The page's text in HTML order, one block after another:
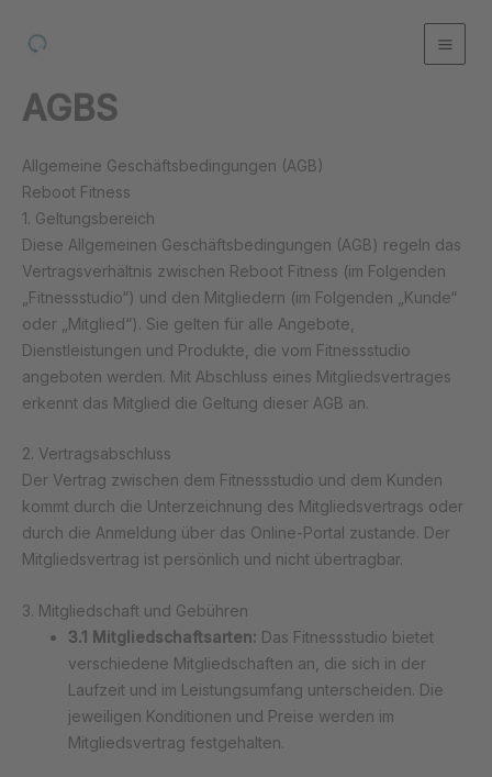
Inhalt
AGBS
Allgemeine Geschäftsbedingungen (AGB)
Reboot Fitness
1. Geltungsbereich
Diese Allgemeinen Geschäftsbedingungen (AGB) regeln das
Vertragsverhältnis zwischen Reboot Fitness (im Folgenden
„Fitnessstudio“) und den Mitgliedern (im Folgenden „Kunde“
oder „Mitglied“). Sie gelten für alle Angebote,
Dienstleistungen und Produkte, die vom Fitnessstudio
angeboten werden. Mit Abschluss eines Mitgliedsvertrages
erkennt das Mitglied die Geltung dieser AGB an.
2. Vertragsabschluss
Der Vertrag zwischen dem Fitnessstudio und dem Kunden
kommt durch die Unterzeichnung des Mitgliedsvertrags oder
durch die Anmeldung über das Online-Portal zustande. Der
Mitgliedsvertrag ist persönlich und nicht übertragbar.
3. Mitgliedschaft und Gebühren
3.1 Mitgliedschaftsarten: Das Fitnessstudio bietet
verschiedene Mitgliedschaften an, die sich in der
Laufzeit und im Leistungsumfang unterscheiden. Die
jeweiligen Konditionen und Preise werden im
Mitgliedsvertrag festgehalten.